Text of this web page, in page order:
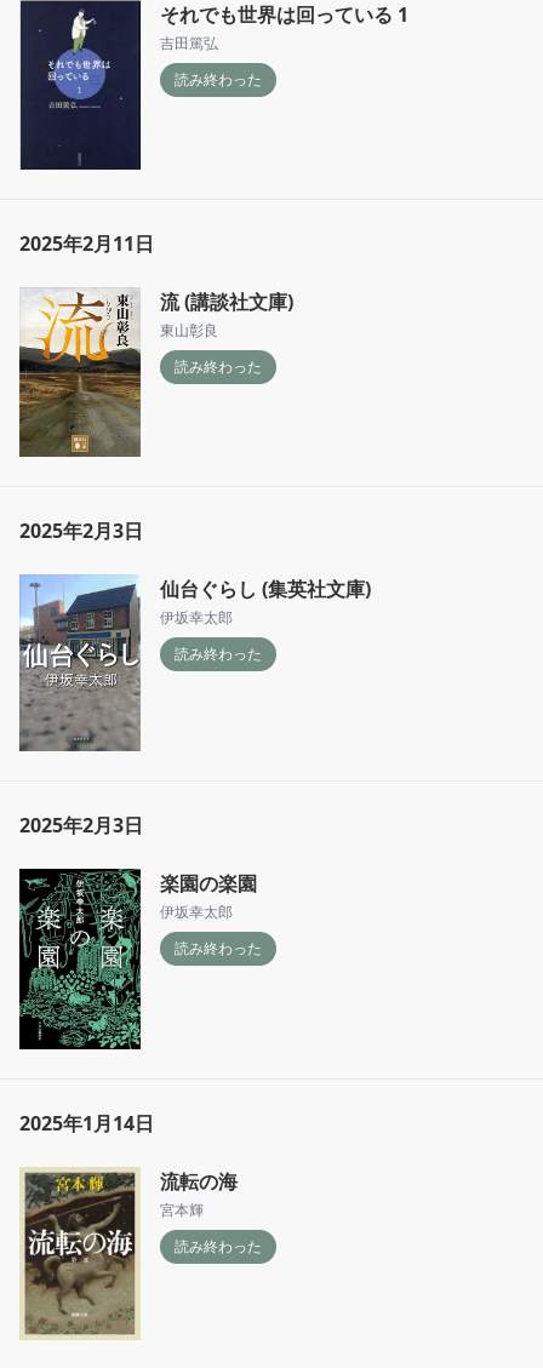
それでも世界は回っている 1
吉田篤弘
読み終わった
2025年2月11日
流 (講談社文庫)
東山彰良
読み終わった
2025年2月3日
仙台ぐらし (集英社文庫)
伊坂幸太郎
読み終わった
2025年2月3日
楽園の楽園
伊坂幸太郎
読み終わった
2025年1月14日
流転の海
宮本輝
読み終わった